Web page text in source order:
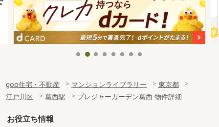
goo住宅・不動産 マンションライブラリー
東京都
江戸川区
葛西駅 プレジャーガーデン葛西 物件詳細
お役立ち情報